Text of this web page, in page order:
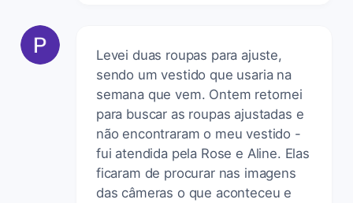
Levei duas roupas para ajuste,
sendo um vestido que usaria na
semana que vem. Ontem retornei
para buscar as roupas ajustadas e
não encontraram o meu vestido -
fui atendida pela Rose e Aline. Elas
ficaram de procurar nas imagens
das câmeras o que aconteceu e